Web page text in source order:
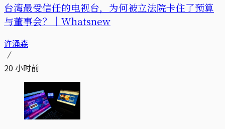
台湾最受信任的电视台，为何被立法院卡住了预算
与董事会？｜Whatsnew
许涌森
20 小时前